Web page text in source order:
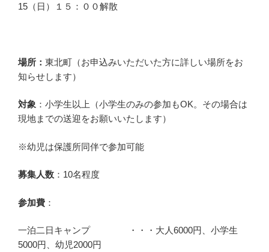
15（日）１５：００解散
場所： 東北町（お申込みいただいた方に詳しい場所をお
知らせします）
対象 ：小学生以上（小学生のみの参加もOK。その場合は
現地までの送迎をお願いいたします）
※幼児は保護所同伴で参加可能
募集人数 ：10名程度
参加費 ：
一泊二日キャンプ ・・・大人6000円、小学生
5000円、幼児2000円